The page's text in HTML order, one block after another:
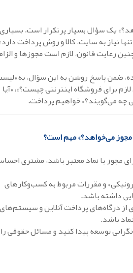
یک سؤال بسیار پرتکرار است.
نیاز به سایت، کالا و روش پرداخت
رعایت قانون، لازم است مجوزها و
ضمن پاسخ روشن به این سؤال، به
برای فروشگاه اینترنتی چیست؟»، «آیا
چه می‌گویند؟» خواهیم پرداخت.
مجوز می‌خواهد؟» مهم است؟
مجوز یا نماد معتبر باشد، مشتری
و مقررات مربوط به کسب‌وکارهای
داشته باشد.
از درگاه‌های پرداخت آنلاین و سیستم‌های
باشد.
توسعه پیدا کنید و مسائل حقوقی را